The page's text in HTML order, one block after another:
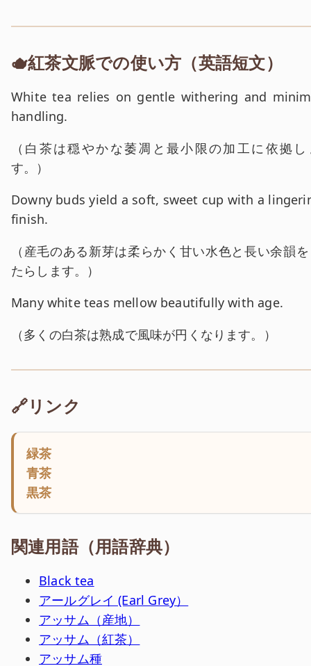
🫖紅茶文脈での使い方（英語短文）
英文:
White tea relies on gentle withering and
handling.
和訳:
（ 白茶は穏やかな萎凋と最小限の加工に依拠し
す。
）
英文:
Downy buds yield a soft, sweet cup with a
finish.
和訳:
（ 産毛のある新芽は柔らかく甘い水色と長い余韻
たらします。
）
英文:
Many white teas mellow beautifully with age.
和訳:
（多くの白茶は熟成で風味が円くなります。 ）
🔗リンク
緑茶
青茶
黒茶
関連用語（用語辞典）
Black tea
アールグレイ (Earl Grey）
アッサム（産地）
アッサム（紅茶）
アッサム種